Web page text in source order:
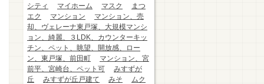
シティ
マイホーム マスク
まつ
エク
マンション
マンション、売
却、ヴェレーナ東戸塚、大規模マンシ
ョン、綺麗、３LDK、カウンターキッ
チン、ペット、眺望、開放感、ロー
ン、東戸塚、前田町
マンション、宮
前平、宮崎台、ペット可
みすずが
丘
みすずが丘戸建て みそ
ムク